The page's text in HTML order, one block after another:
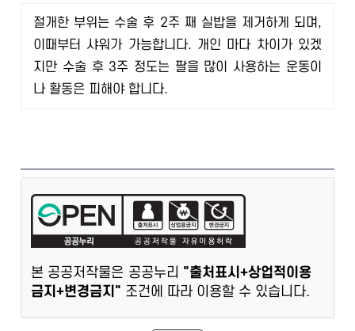
절개한 부위는 수술 후 2주 째 실밥을 제거하게 되며,
이때부터 샤워가 가능합니다. 개인 마다 차이가 있겠
지만 수술 후 3주 정도는 팔을 많이 사용하는 운동이
나 활동은 피해야 합니다.
본 공공저작물은 공공누리 "출처표시+상업적이용
금지+변경금지" 조건에 따라 이용할 수 있습니다.